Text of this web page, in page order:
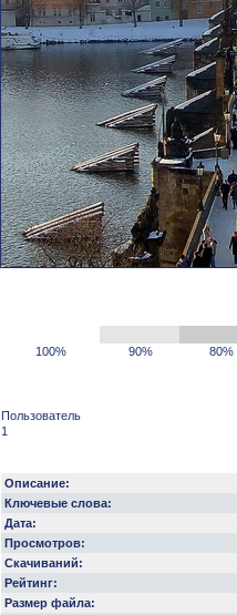
100% 90% 80%
Пользователь
1
Описание:
Ключевые слова:
Дата:
Просмотров:
Скачиваний:
Рейтинг:
Размер файла: